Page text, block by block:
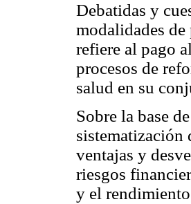
Debatidas y
modalidades de
refiere al pago
procesos de
salud en su
Sobre la base
sistematización
ventajas y
riesgos
y el